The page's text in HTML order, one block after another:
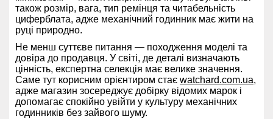
також розмір, вага, тип ремінця та читабельність
циферблата, адже механічний годинник має жити на
руці природно.
Не менш суттєве питання — походження моделі та
довіра до продавця. У світі, де деталі визначають
цінність, експертна селекція має велике значення.
Саме тут корисним орієнтиром стає watchard.com.ua,
адже магазин зосереджує добірку відомих марок і
допомагає спокійно увійти у культуру механічних
годинників без зайвого шуму.